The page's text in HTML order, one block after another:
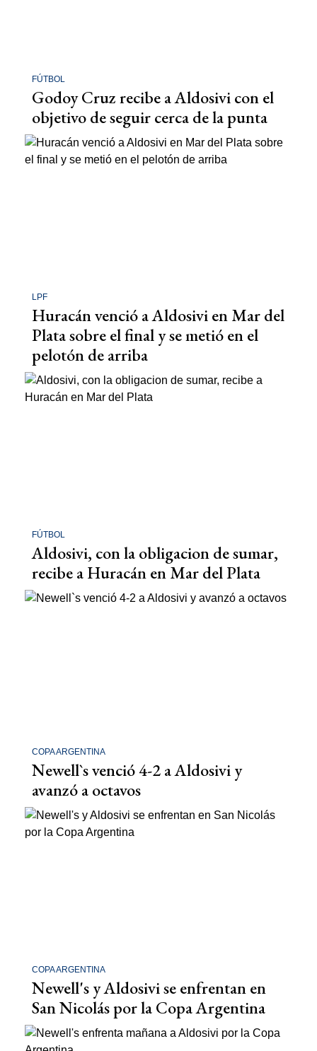
FÚTBOL
Godoy Cruz recibe a Aldosivi con el
objetivo de seguir cerca de la punta
LPF
Huracán venció a Aldosivi en Mar del
Plata sobre el final y se metió en el
pelotón de arriba
FÚTBOL
Aldosivi, con la obligacion de sumar,
recibe a Huracán en Mar del Plata
COPA ARGENTINA
Newell`s venció 4-2 a Aldosivi y
avanzó a octavos
COPA ARGENTINA
Newell's y Aldosivi se enfrentan en
San Nicolás por la Copa Argentina